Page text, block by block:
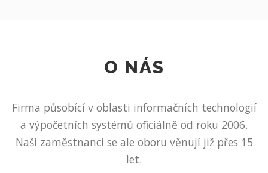
O NÁS
Firma působící v oblasti informačních technologií
a výpočetních systémů oficiálně od roku 2006.
Naši zaměstnanci se ale oboru věnují již přes 15
let.